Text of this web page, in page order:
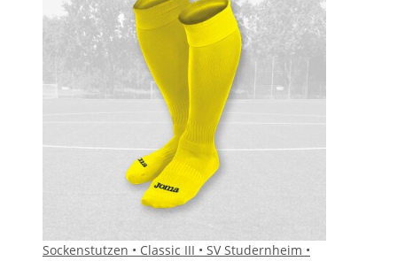
Sockenstutzen • Classic III • SV Studernheim •